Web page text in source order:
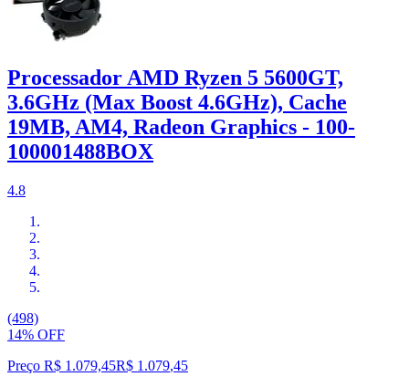
Processador AMD Ryzen 5 5600GT,
3.6GHz (Max Boost 4.6GHz), Cache
19MB, AM4, Radeon Graphics - 100-
100001488BOX
4.8
(498)
14% OFF
Preço R$ 1.079,45R$ 1.079,45